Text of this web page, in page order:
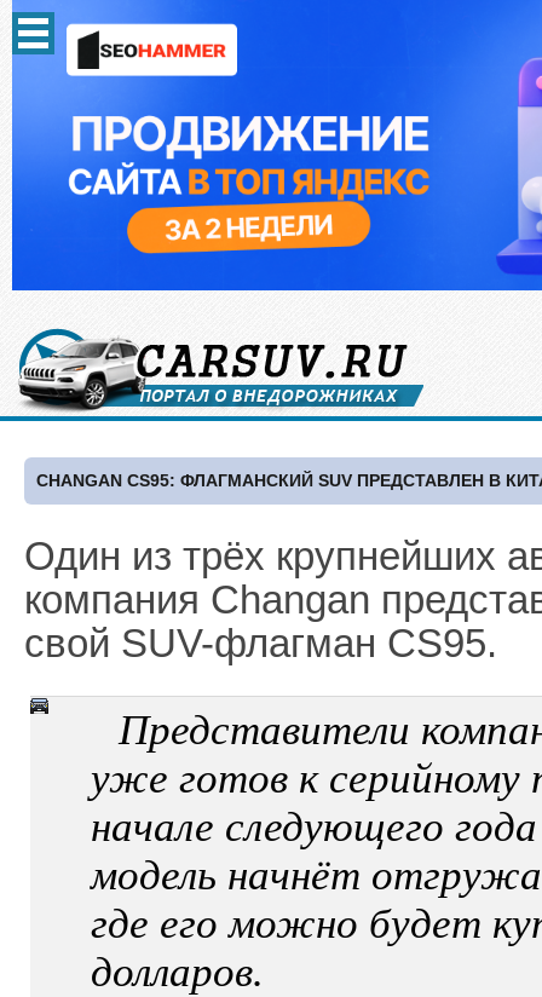
CHANGAN CS95: ФЛАГМАНСКИЙ SUV ПРЕДСТАВЛЕН В
Один из трёх крупнейших
компания Changan
свой SUV-флагман CS95.
Представители
уже готов к серийному
начале следующего
модель начнёт
где его можно будет
долларов.